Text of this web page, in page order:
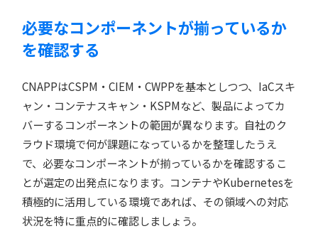
必要なコンポーネントが揃っているか
を確認する
CNAPPはCSPM・CIEM・CWPPを基本としつつ、IaCスキ
ャン・コンテナスキャン・KSPMなど、製品によってカ
バーするコンポーネントの範囲が異なります。自社のク
ラウド環境で何が課題になっているかを整理したうえ
で、必要なコンポーネントが揃っているかを確認するこ
とが選定の出発点になります。コンテナやKubernetesを
積極的に活用している環境であれば、その領域への対応
状況を特に重点的に確認しましょう。